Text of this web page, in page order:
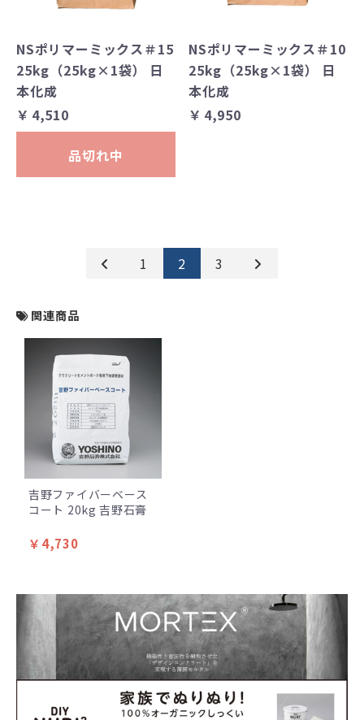
NSポリマーミックス＃15
25kg（25kg×1袋） 日
本化成
￥4,510
品切れ中
NSポリマーミックス＃10
25kg（25kg×1袋） 日
本化成
￥4,950
1 2 3
関連商品
吉野ファイバーベース
コート 20kg 吉野石膏
￥4,730